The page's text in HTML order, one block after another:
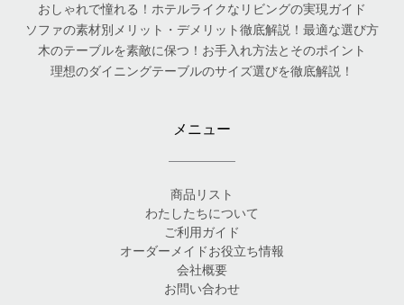
おしゃれで憧れる！ホテルライクなリビングの実現ガイド
ソファの素材別メリット・デメリット徹底解説！最適な選び方
木のテーブルを素敵に保つ！お手入れ方法とそのポイント
理想のダイニングテーブルのサイズ選びを徹底解説！
メニュー
商品リスト
わたしたちについて
ご利用ガイド
オーダーメイドお役立ち情報
会社概要
お問い合わせ